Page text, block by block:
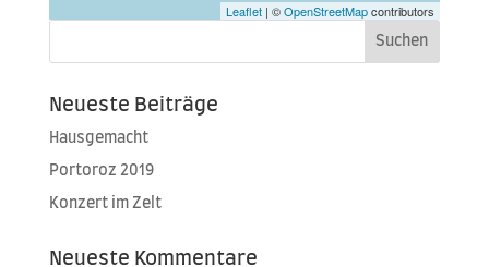
Leaflet | ©OpenStreetMapcontributors
Neueste Beiträge
Hausgemacht
Portoroz 2019
Konzert im Zelt
Neueste Kommentare